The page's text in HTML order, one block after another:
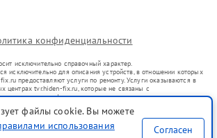
конфиденциальности
исключительно справочный характер.
исключительно для описания устройств, в отношении которых
предоставляют услуги по ремонту. Услуги оказываются в
центрах tvr.hiden-fix.ru, которые не связаны с
знаков или их официальными представителями.
уже введенных в гражданский оборот в соответствии
не преследует цели индивидуализации услуг или введения
а служит для информирования о предоставляемых услугах по
файлы cookie. Вы можете
использования
Согласен